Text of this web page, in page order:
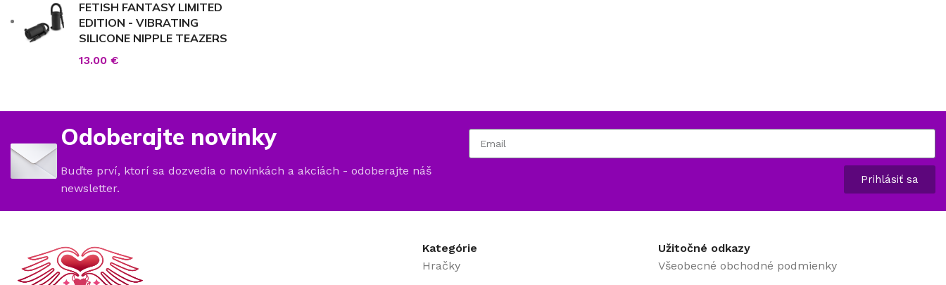
FETISH FANTASY LIMITED
EDITION - VIBRATING
SILICONE NIPPLE TEAZERS
13.00 €
Odoberajte novinky
Buďte prví, ktorí sa dozvedia o novinkách a akciách - odoberajte náš
newsletter.
Prihlásiť sa
Kategórie
Hračky
Užitočné odkazy
Všeobecné obchodné podmienky